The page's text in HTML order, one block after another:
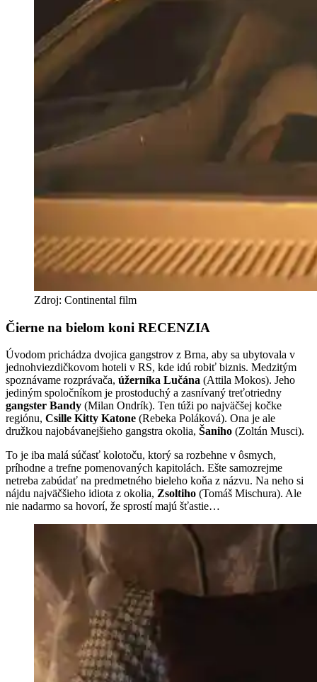
Zdroj: Continental film
Čierne na bielom koni RECENZIA
Úvodom prichádza dvojica gangstrov z Brna, aby sa ubytovala v
jednohviezdičkovom hoteli v RS, kde idú robiť biznis. Medzitým
spoznávame rozprávača, úžerníka Lučána (Attila Mokos). Jeho
jediným spoločníkom je prostoduchý a zasnívaný treťotriedny
gangster Bandy (Milan Ondrík). Ten túži po najväčšej kočke
regiónu, Csille Kitty Katone (Rebeka Poláková). Ona je ale
družkou najobávanejšieho gangstra okolia, Šaniho (Zoltán Musci).
To je iba malá súčasť kolotoču, ktorý sa rozbehne v ôsmych,
príhodne a trefne pomenovaných kapitolách. Ešte samozrejme
netreba zabúdať na predmetného bieleho koňa z názvu. Na neho si
nájdu najväčšieho idiota z okolia, Zsoltiho (Tomáš Mischura). Ale
nie nadarmo sa hovorí, že sprostí majú šťastie…